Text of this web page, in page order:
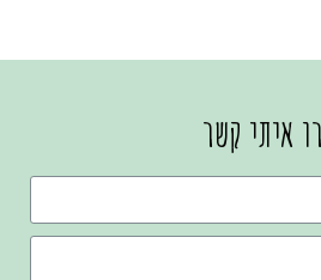
איתי קשר